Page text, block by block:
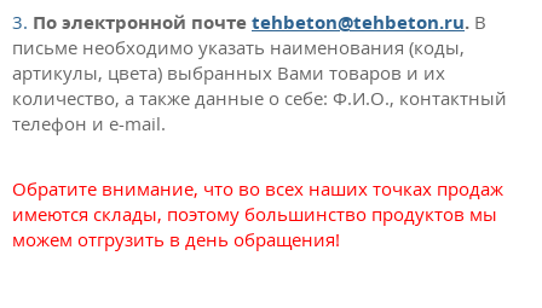
По электронной почте tehbeton@tehbeton.ru. В
письме необходимо указать наименования (коды,
артикулы, цвета) выбранных Вами товаров и их
количество, а также данные о себе: Ф.И.О., контактный
телефон и e-mail.
Обратите внимание, что во всех наших точках продаж
имеются склады, поэтому большинство продуктов мы
можем отгрузить в день обращения!